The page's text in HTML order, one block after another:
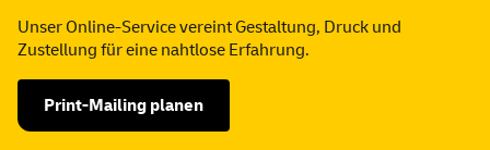
Unser Online-Service vereint Gestaltung, Druck und
Zustellung für eine nahtlose Erfahrung.
Print-Mailing planen